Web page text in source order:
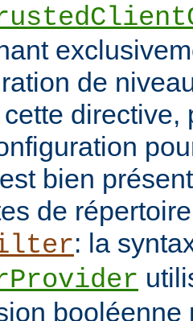
de
directive,
bien
de
: la
booléenne